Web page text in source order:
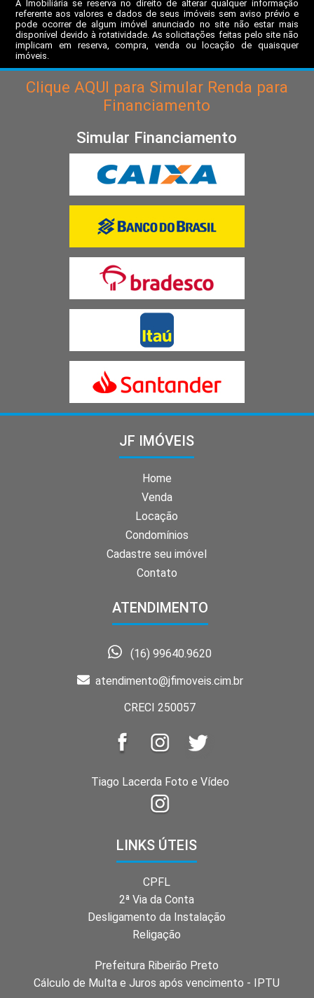
A Imobiliária se reserva no direito de alterar qualquer informação
referente aos valores e dados de seus imóveis sem aviso prévio e
pode ocorrer de algum imóvel anunciado no site não estar mais
disponível devido à rotatividade. As solicitações feitas pelo site não
implicam em reserva, compra, venda ou locação de quaisquer
imóveis.
Clique AQUI para Simular Renda para
Financiamento
Simular Financiamento
JF IMÓVEIS
Home
Venda
Locação
Condomínios
Cadastre seu imóvel
Contato
ATENDIMENTO
(16) 99640.9620
atendimento@jfimoveis.cim.br
CRECI 250057
Tiago Lacerda Foto e Vídeo
LINKS ÚTEIS
CPFL
2ª Via da Conta
Desligamento da Instalação
Religação
Prefeitura Ribeirão Preto
Cálculo de Multa e Juros após vencimento - IPTU